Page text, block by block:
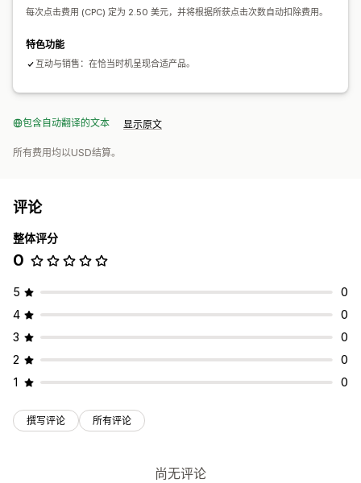
展示次数 UTM 归因 流量来源
每次点击费用 (CPC) 定为 2.50 美元，并将根据所获点击次数自动扣除费用。
特色功能
互动与销售：在恰当时机呈现合适产品。
包含自动翻译的文本 显示原文
所有费用均以USD结算。
评论
整体评分
0
5
0
4
0
3
0
2
0
1
0
撰写评论 所有评论
尚无评论